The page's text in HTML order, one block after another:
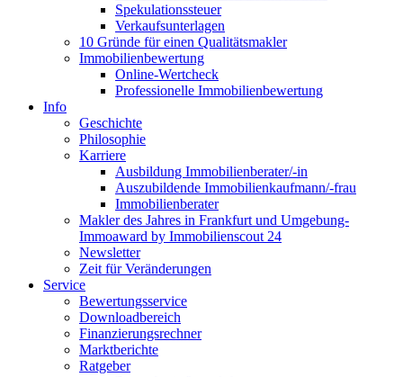
Spekulationssteuer
Verkaufsunterlagen
10 Gründe für einen Qualitätsmakler
Immobilienbewertung
Online-Wertcheck
Professionelle Immobilienbewertung
Info
Geschichte
Philosophie
Karriere
Ausbildung Immobilienberater/-in
Auszubildende Immobilienkaufmann/-frau
Immobilienberater
Makler des Jahres in Frankfurt und Umgebung-
Immoaward by Immobilienscout 24
Newsletter
Zeit für Veränderungen
Service
Bewertungsservice
Downloadbereich
Finanzierungsrechner
Marktberichte
Ratgeber